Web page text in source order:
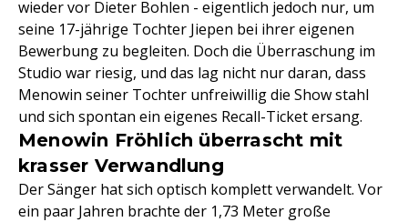
wieder vor Dieter Bohlen - eigentlich jedoch nur, um
seine 17-jährige Tochter Jiepen bei ihrer eigenen
Bewerbung zu begleiten. Doch die Überraschung im
Studio war riesig, und das lag nicht nur daran, dass
Menowin seiner Tochter unfreiwillig die Show stahl
und sich spontan ein eigenes Recall-Ticket ersang.
Menowin Fröhlich überrascht mit
krasser Verwandlung
Der Sänger hat sich optisch komplett verwandelt. Vor
ein paar Jahren brachte der 1,73 Meter große